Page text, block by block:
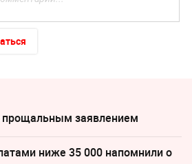
прощальным заявлением
ниже 35 000 напомнили о